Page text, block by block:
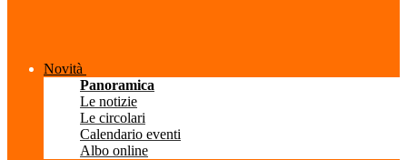
Novità
Panoramica
Le notizie
Le circolari
Calendario eventi
Albo online